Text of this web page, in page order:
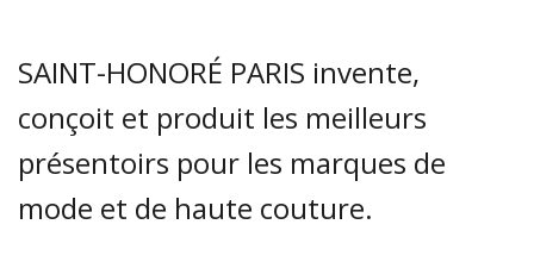
SAINT-HONORÉ PARIS invente,
conçoit et produit les meilleurs
présentoirs pour les marques de
mode et de haute couture.